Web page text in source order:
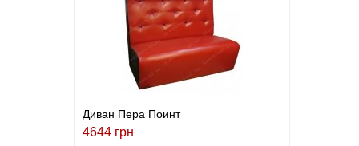
Диван Пера Поинт
4644 грн